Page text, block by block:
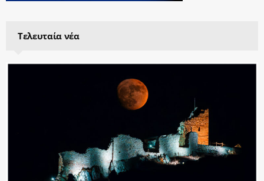
Τελευταία νέα